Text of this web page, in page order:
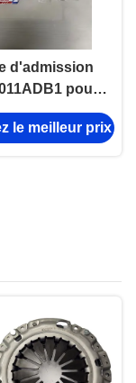
d'admission
pour
NKR,
de
le meilleur prix